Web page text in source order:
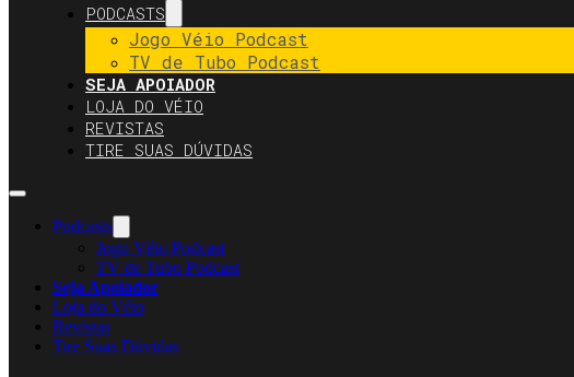
PODCASTS
Jogo Véio Podcast
TV de Tubo Podcast
SEJA APOIADOR
LOJA DO VÉIO
REVISTAS
TIRE SUAS DÚVIDAS
Podcasts
Jogo Véio Podcast
TV de Tubo Podcast
Seja Apoiador
Loja do Véio
Revistas
Tire Suas Dúvidas